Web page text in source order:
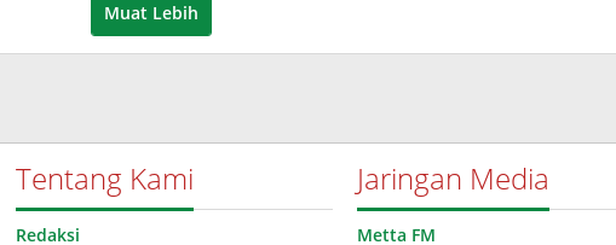
Muat Lebih
Tentang Kami
Redaksi
Jaringan Media
Metta FM